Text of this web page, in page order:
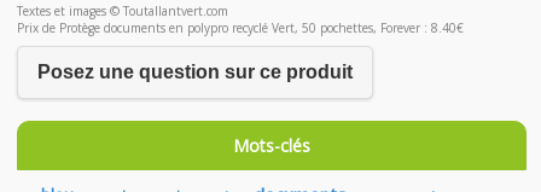
Textes et images © Toutallantvert.com
Prix de Protège documents en polypro recyclé Vert, 50 pochettes, Forever : 8.40€
Posez une question sur ce produit
Mots-clés